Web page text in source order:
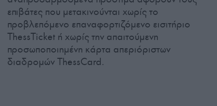
επιβάτες που μετακινούνται χωρίς το
προβλεπόμενο επαναφορτιζόμενο εισιτήριο
ThessTicket ή χωρίς την απαιτούμενη
προσωποποιημένη κάρτα απεριόριστων
διαδρομών ThessCard.